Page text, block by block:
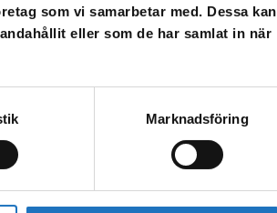
som vi samarbetar med. Dessa kan
eller som de har samlat in när
Marknadsföring